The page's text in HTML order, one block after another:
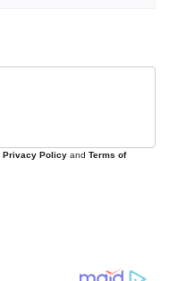
Privacy Policy and Terms of